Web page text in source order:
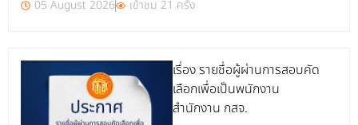
05 August 2026 เข้าชม 21 ครั้ง
เรื่อง รายชื่อผู้ผ่านการสอบคัด
เลือกเพื่อเป็นพนักงาน
สำนักงาน กสจ.